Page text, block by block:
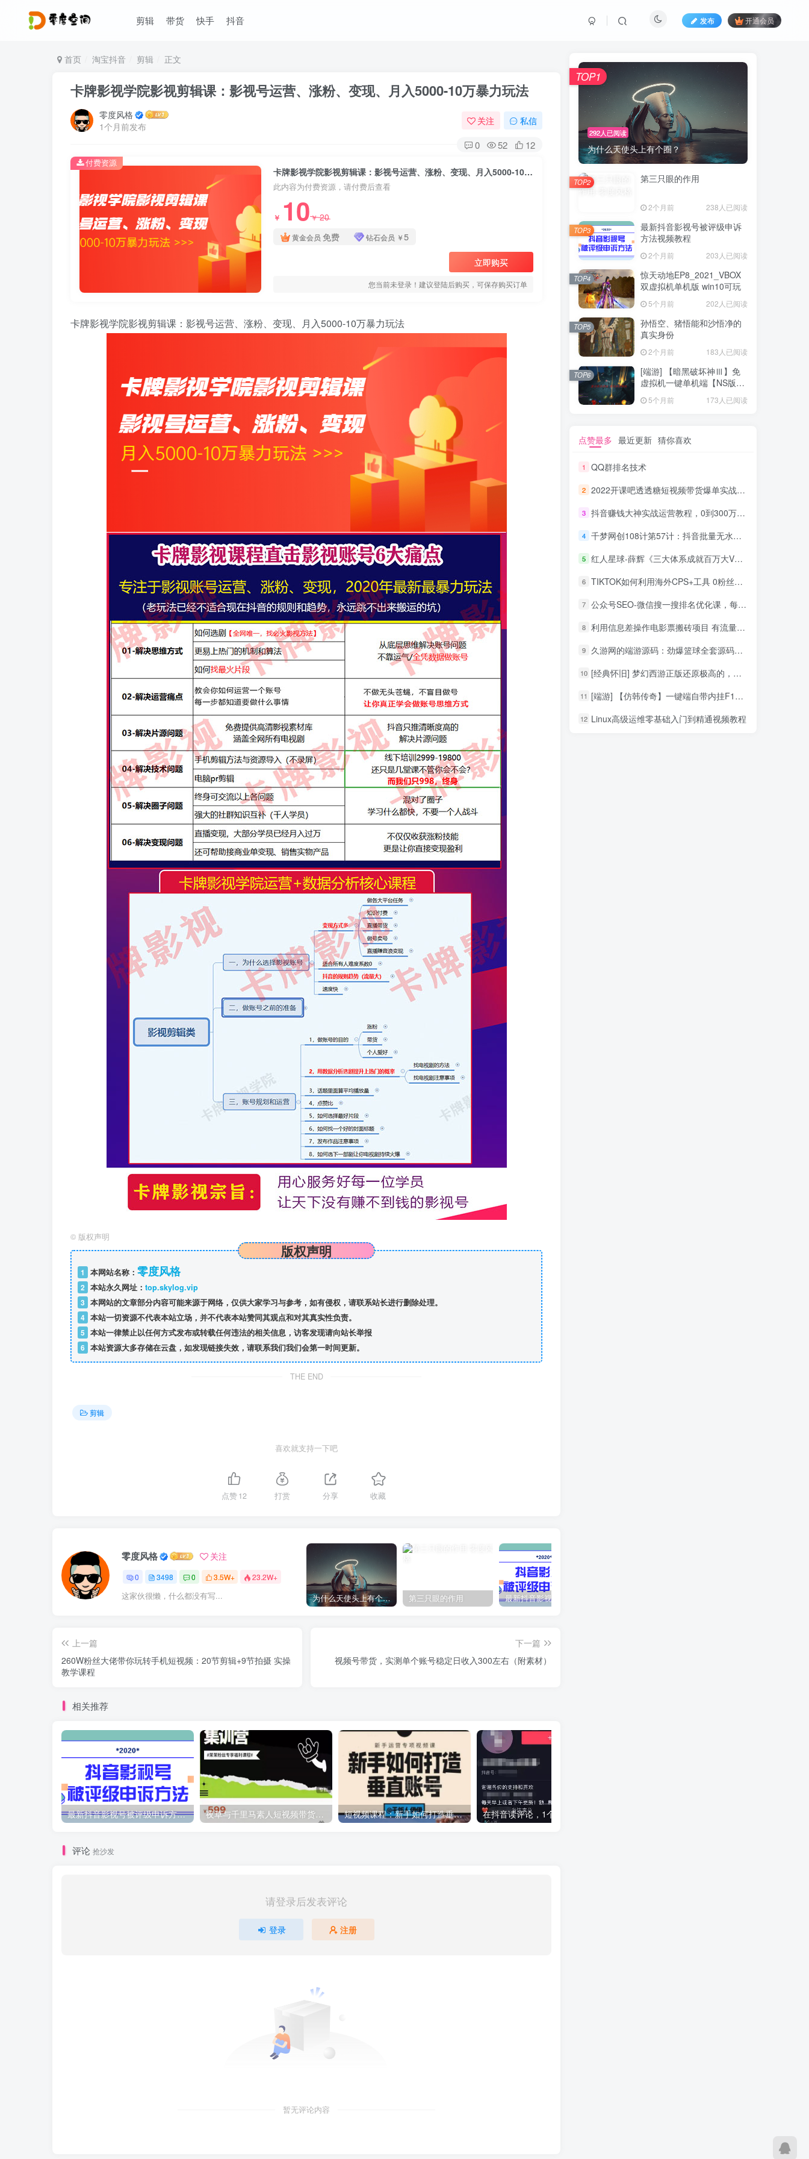
剪辑 带货 快手 抖音 发布 开通会员
首页 淘宝抖音 剪辑 正文
卡牌影视学院影视剪辑课：影视号运营、涨粉、变现、月入5000-10万暴力玩法
零度风格
1个月前发布
关注 私信
0 52 12
卡牌影视学院影视剪辑课：影视号运营、涨粉、变现、月入5000-10万暴力玩法
此内容为付费资源，请付费后查看
￥ 10￥20
黄金会员 免费 钻石会员 ￥5
立即购买
您当前未登录！建议登陆后购买，可保存购买订单
付费资源
卡牌影视学院影视剪辑课：影视号运营、涨粉、变现、月入5000-10万暴力玩法
© 版权声明
版权声明
1 本网站名称： 零度风格
2 本站永久网址： top.skylog.vip
3 本网站的文章部分内容可能来源于网络，仅供大家学习与参考，如有侵权，请联系站长进行删除处理。
4 本站一切资源不代表本站立场，并不代表本站赞同其观点和对其真实性负责。
5 本站一律禁止以任何方式发布或转载任何违法的相关信息，访客发现请向站长举报
6 本站资源大多存储在云盘，如发现链接失效，请联系我们我们会第一时间更新。
THE END
剪辑
喜欢就支持一下吧
点赞12 打赏 分享 收藏
零度风格 关注
0 3498 0 3.5W+ 23.2W+
这家伙很懒，什么都没有写... 为什么天使头上有个圈？ 第三只眼的作用
上一篇
260W粉丝大佬带你玩转手机短视频：20节剪辑+9节拍摄 实操
教学课程
下一篇
视频号带货，实测单个账号稳定日收入300左右（附素材）
相关推荐
最新抖音影视号被评级申诉方法视频教程 夜草与千里马素人短视频带货集训营，薛辉团队价值599元 短视频课程：新手如何打造垂直账号，教你标准流程搭建基础账号（录播+直播）
评论 抢沙发
请登录后发表评论
登录 注册
暂无评论内容
292人已阅读
为什么天使头上有个圈？
TOP1
第三只眼的作用
2个月前 238人已阅读
TOP2
最新抖音影视号被评级申诉
方法视频教程
2个月前 203人已阅读
TOP3
惊天动地EP8_2021_VBOX
双虚拟机单机版 win10可玩
5个月前 202人已阅读
TOP4
孙悟空、猪悟能和沙悟净的
真实身份
2个月前 183人已阅读
TOP5
[端游] 【暗黑破坏神Ⅲ】免
虚拟机一键单机端【NS版
5个月前 173人已阅读
TOP6
点赞最多 最近更新 猜你喜欢
1 QQ群排名技术
2 2022开课吧透透糖短视频带货爆单实战营，一部手机就能快速稳定变现！
3 抖音赚钱大神实战运营教程，0到300万实操全流程教学，抖音独家变现模式
4 千梦网创108计第57计：抖音批量无水印解析消重技术，十分钟搬运1000+
5 红人星球-薛辉《三大体系成就百万大V》7天线上直播课程
6 TIKTOK如何利用海外CPS+工具 0粉丝轻松变现月入过万
7 公众号SEO-微信搜一搜排名优化课，每日被动精准引流上百
8 利用信息差操作电影票搬砖项目 有流量即可轻松月赚1W+
9 久游网的端游源码：劲爆篮球全套源码资源
10 [经典怀旧] 梦幻西游正版还原极高的，有GM工具和新手攻略+教程文件
11 [端游] 【仿韩传奇】一键端自带内挂F12，武器精练、装备觉醒升华
12 Linux高级运维零基础入门到精通视频教程